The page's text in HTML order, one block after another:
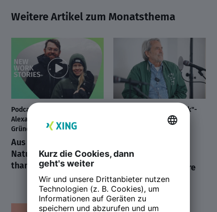
Weitere Artikel zum Monatsthema
Podcast mit Anni und
Alexander Kornelsen:
Gründer, Mission to Marsh
Aus Leidenschaft zum
Naturschützer: Moor
than a job.
"On the Way to New Work"-
Podcast auf der NWX23
leidenschaftliches
Plädoyer für bessere
Menschenführung